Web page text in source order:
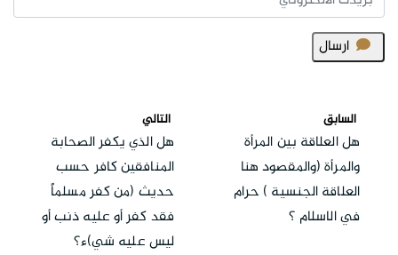
ارسال
السابق
هل العلاقة بين المرأة
والمرأة (والمقصود هنا
العلاقة الجنسية ) حرام
في الاسلام ؟
التالي
هل الذي يكفر الصحابة
المنافقين كافر حسب
حديث (من كفر مسلماً
فقد كفر أو عليه ذنب أو
ليس عليه شي)ء؟